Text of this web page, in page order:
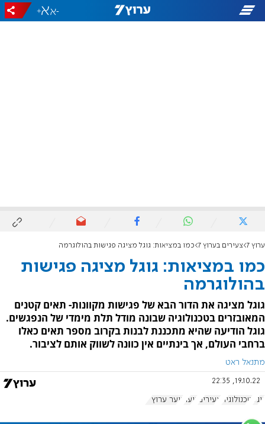
-
+
ערוץ 7 צעירים בערוץ 7 כמו במציאות: גוגל מציגה פגישות בהולוגרמה
כמו במציאות: גוגל מציגה פגישות
בהולוגרמה
גוגל מציגה את הדור הבא של פגישות מקוונות- תאים קטנים
המאובזרים בטכנולוגיה שבונה מודל תלת מימדי של הנפגשים.
גוגל הודיעה שהיא מתכננת לבנות בקרוב מספר תאים כאלו
ברחבי העולם, אך בינתיים אין כוונה לשווק אותם לציבור.
מתנאל ראט
19.10.22, 22:35
גוגל טכנולוגיה צעירים נוער נוער ערוץ 7